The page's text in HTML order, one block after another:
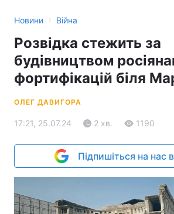
Новини › Війна
Розвідка стежить за
будівництвом
фортифікацій біля
ОЛЕГ ДАВИГОРА
17:21, 25.07.24 2 хв. 1190
Підпишіться на нас